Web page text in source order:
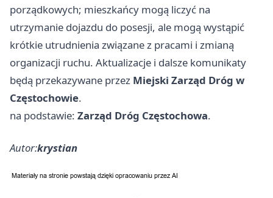
porządkowych; mieszkańcy mogą liczyć na
utrzymanie dojazdu do posesji, ale mogą wystąpić
krótkie utrudnienia związane z pracami i zmianą
organizacji ruchu. Aktualizacje i dalsze komunikaty
będą przekazywane przez Miejski Zarząd Dróg w
Częstochowie.
na podstawie: Zarząd Dróg Częstochowa.
Autor:krystian